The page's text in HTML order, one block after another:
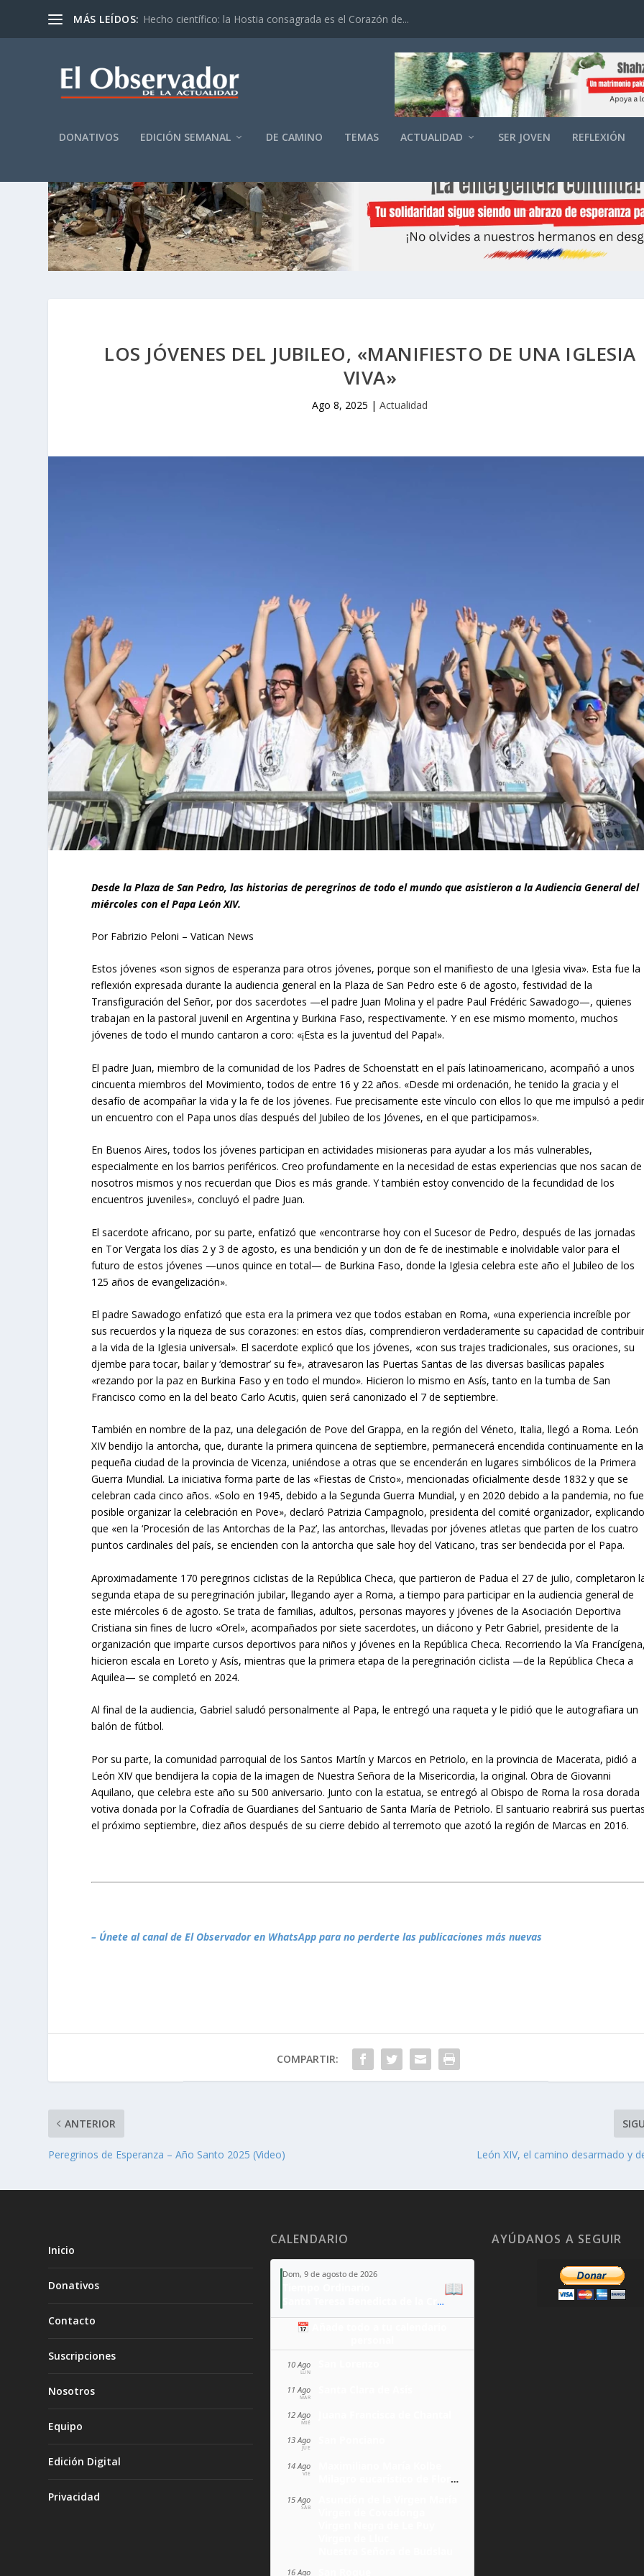
MÁS LEÍDOS: Hecho científico: la Hostia consagrada es el Corazón de...
DONATIVOS EDICIÓN SEMANAL DE CAMINO TEMAS ACTUALIDAD SER JOVEN REFLEXIÓN
LOS JÓVENES DEL JUBILEO, «MANIFIESTO DE UNA IGLESIA
VIVA»
Ago 8, 2025 |Actualidad
Desde la Plaza de San Pedro, las historias de peregrinos de todo el mundo que asistieron a la Audiencia General del
miércoles con el Papa León XIV.
Por Fabrizio Peloni – Vatican News
Estos jóvenes «son signos de esperanza para otros jóvenes, porque son el manifiesto de una Iglesia viva». Esta fue la
reflexión expresada durante la audiencia general en la Plaza de San Pedro este 6 de agosto, festividad de la
Transfiguración del Señor, por dos sacerdotes —el padre Juan Molina y el padre Paul Frédéric Sawadogo—, quienes
trabajan en la pastoral juvenil en Argentina y Burkina Faso, respectivamente. Y en ese mismo momento, muchos
jóvenes de todo el mundo cantaron a coro: «¡Esta es la juventud del Papa!».
El padre Juan, miembro de la comunidad de los Padres de Schoenstatt en el país latinoamericano, acompañó a unos
cincuenta miembros del Movimiento, todos de entre 16 y 22 años. «Desde mi ordenación, he tenido la gracia y el
desafío de acompañar la vida y la fe de los jóvenes. Fue precisamente este vínculo con ellos lo que me impulsó a
un encuentro con el Papa unos días después del Jubileo de los Jóvenes, en el que participamos».
En Buenos Aires, todos los jóvenes participan en actividades misioneras para ayudar a los más vulnerables,
especialmente en los barrios periféricos. Creo profundamente en la necesidad de estas experiencias que nos sacan de
nosotros mismos y nos recuerdan que Dios es más grande. Y también estoy convencido de la fecundidad de los
encuentros juveniles», concluyó el padre Juan.
El sacerdote africano, por su parte, enfatizó que «encontrarse hoy con el Sucesor de Pedro, después de las jornadas
en Tor Vergata los días 2 y 3 de agosto, es una bendición y un don de fe de inestimable e inolvidable valor para el
futuro de estos jóvenes —unos quince en total— de Burkina Faso, donde la Iglesia celebra este año el Jubileo de los
125 años de evangelización».
El padre Sawadogo enfatizó que esta era la primera vez que todos estaban en Roma, «una experiencia increíble por
sus recuerdos y la riqueza de sus corazones: en estos días, comprendieron verdaderamente su capacidad de
a la vida de la Iglesia universal». El sacerdote explicó que los jóvenes, «con sus trajes tradicionales, sus oraciones, su
djembe para tocar, bailar y ‘demostrar’ su fe», atravesaron las Puertas Santas de las diversas basílicas papales
«rezando por la paz en Burkina Faso y en todo el mundo». Hicieron lo mismo en Asís, tanto en la tumba de San
Francisco como en la del beato Carlo Acutis, quien será canonizado el 7 de septiembre.
También en nombre de la paz, una delegación de Pove del Grappa, en la región del Véneto, Italia, llegó a Roma. León
XIV bendijo la antorcha, que, durante la primera quincena de septiembre, permanecerá encendida continuamente en la
pequeña ciudad de la provincia de Vicenza, uniéndose a otras que se encenderán en lugares simbólicos de la Primera
Guerra Mundial. La iniciativa forma parte de las «Fiestas de Cristo», mencionadas oficialmente desde 1832 y que se
celebran cada cinco años. «Solo en 1945, debido a la Segunda Guerra Mundial, y en 2020 debido a la pandemia, no fue
posible organizar la celebración en Pove», declaró Patrizia Campagnolo, presidenta del comité organizador,
que «en la ‘Procesión de las Antorchas de la Paz’, las antorchas, llevadas por jóvenes atletas que parten de los cuatro
puntos cardinales del país, se encienden con la antorcha que sale hoy del Vaticano, tras ser bendecida por el Papa.
Aproximadamente 170 peregrinos ciclistas de la República Checa, que partieron de Padua el 27 de julio, completaron
segunda etapa de su peregrinación jubilar, llegando ayer a Roma, a tiempo para participar en la audiencia general de
este miércoles 6 de agosto. Se trata de familias, adultos, personas mayores y jóvenes de la Asociación Deportiva
Cristiana sin fines de lucro «Orel», acompañados por siete sacerdotes, un diácono y Petr Gabriel, presidente de la
organización que imparte cursos deportivos para niños y jóvenes en la República Checa. Recorriendo la Vía
hicieron escala en Loreto y Asís, mientras que la primera etapa de la peregrinación ciclista —de la República Checa a
Aquilea— se completó en 2024.
Al final de la audiencia, Gabriel saludó personalmente al Papa, le entregó una raqueta y le pidió que le autografiara un
balón de fútbol.
Por su parte, la comunidad parroquial de los Santos Martín y Marcos en Petriolo, en la provincia de Macerata, pidió a
León XIV que bendijera la copia de la imagen de Nuestra Señora de la Misericordia, la original. Obra de Giovanni
Aquilano, que celebra este año su 500 aniversario. Junto con la estatua, se entregó al Obispo de Roma la rosa dorada
votiva donada por la Cofradía de Guardianes del Santuario de Santa María de Petriolo. El santuario reabrirá sus
el próximo septiembre, diez años después de su cierre debido al terremoto que azotó la región de Marcas en 2016.
– Únete al canal de El Observador en WhatsApp para no perderte las publicaciones más nuevas
COMPARTIR:
ANTERIOR
Peregrinos de Esperanza – Año Santo 2025 (Video) León XIV, el camino desarmado y
Inicio
Donativos
Contacto
Suscripciones
Nosotros
Equipo
Edición Digital
Privacidad
CALENDARIO
Dom, 9 de agosto de 2026
Santa Teresa Benedicta de la Cruz
📖
📅 Añade todo a tu calendario
10 Ago
LUN
11 Ago
MAR
12 Ago
MIÉ
13 Ago
JUE
14 Ago
VIE Milagro eucarístico de Florencia
15 Ago
SÁB
16 Ago
AYÚDANOS A SEGUIR